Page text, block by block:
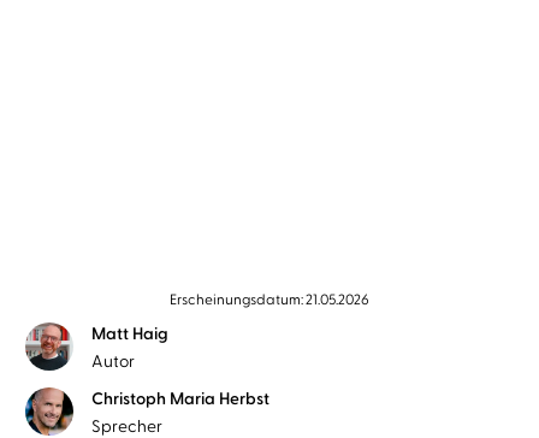
Erscheinungsdatum: 21.05.2026
Matt Haig
Autor
Christoph Maria Herbst
Sprecher